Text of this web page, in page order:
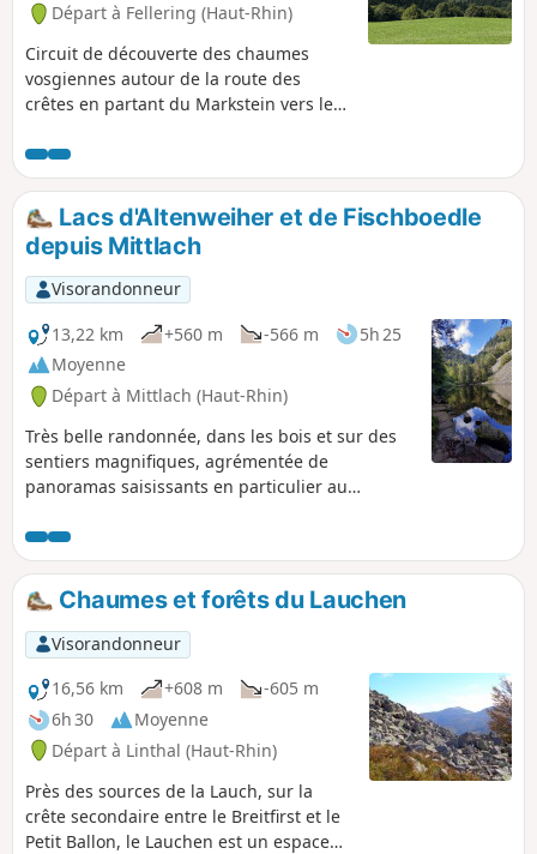
Départ à Fellering (Haut-Rhin)
Circuit de découverte des chaumes
vosgiennes autour de la route des
crêtes en partant du Markstein vers le
Lacs d'Altenweiher et de Fischboedle
depuis Mittlach
Visorandonneur
13,22 km
+560 m -566 m
5h 25
Moyenne
Départ à Mittlach (Haut-Rhin)
Très belle randonnée, dans les bois et sur des
sentiers magnifiques, agrémentée de
panoramas saisissants en particulier au
Chaumes et forêts du Lauchen
Visorandonneur
16,56 km
+608 m
-605 m
6h 30
Moyenne
Départ à Linthal (Haut-Rhin)
Près des sources de la Lauch, sur la
crête secondaire entre le Breitfirst et le
Petit Ballon, le Lauchen est un espace